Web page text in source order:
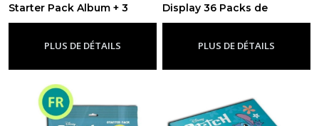
Starter Pack Album + 3
Packs de Stickers FR-Panini
PLUS DE DÉTAILS
Display 36 Packs de
Stickers-Panini Disney
PLUS DE DÉTAILS